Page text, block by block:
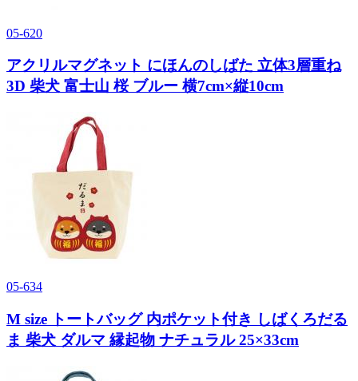
05-620
アクリルマグネット にほんのしばた 立体3層重ね
3D 柴犬 富士山 桜 ブルー 横7cm×縦10cm
05-634
M size トートバッグ 内ポケット付き しばくろだる
ま 柴犬 ダルマ 縁起物 ナチュラル 25×33cm